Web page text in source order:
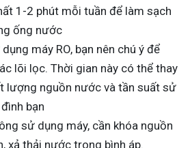
1-2 phút mỗi tuần để làm sạch
ống nước
máy RO, bạn nên chú ý để
lõi lọc. Thời gian này có thể thay
lượng nguồn nước và tần suất sử
bạn
sử dụng máy, cần khóa nguồn
xả thải nước trong bình áp.